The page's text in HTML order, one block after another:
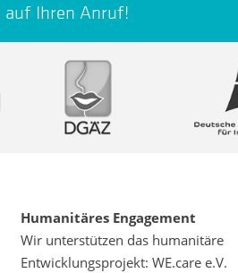
Ihren Anruf!
Humanitäres Engagement
Wir unterstützen das humanitäre
Entwicklungsprojekt: WE.care e.V.